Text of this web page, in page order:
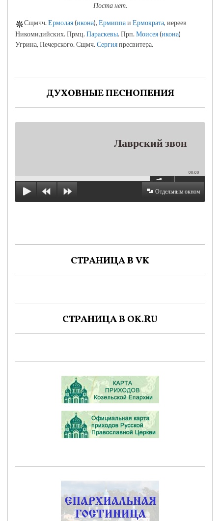
Поста нет.
Сщмчч.Ермолая(икона), Ермиппаи Ермократа, иереев
Никомидийских. Прмц.Параскевы. Прп.Моисея(икона)
Угрина, Печерского. Сщмч.Сергияпресвитера.
ДУХОВНЫЕ ПЕСНОПЕНИЯ
Лаврский звон
00:00
Отдельным окном
СТРАНИЦА В VK
СТРАНИЦА В OK.RU